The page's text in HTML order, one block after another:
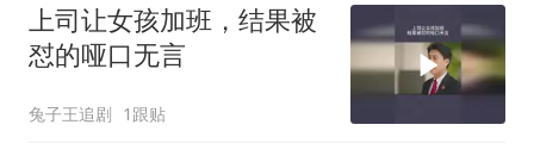
上司让女孩加班，结果被
怼的哑口无言
兔子王追剧 1跟贴